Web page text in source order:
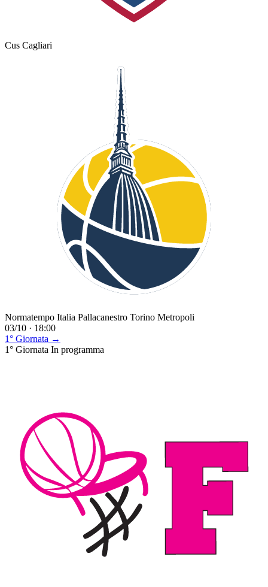
Cus Cagliari
Normatempo Italia Pallacanestro Torino Metropoli
03/10 · 18:00
1° Giornata →
1° Giornata In programma